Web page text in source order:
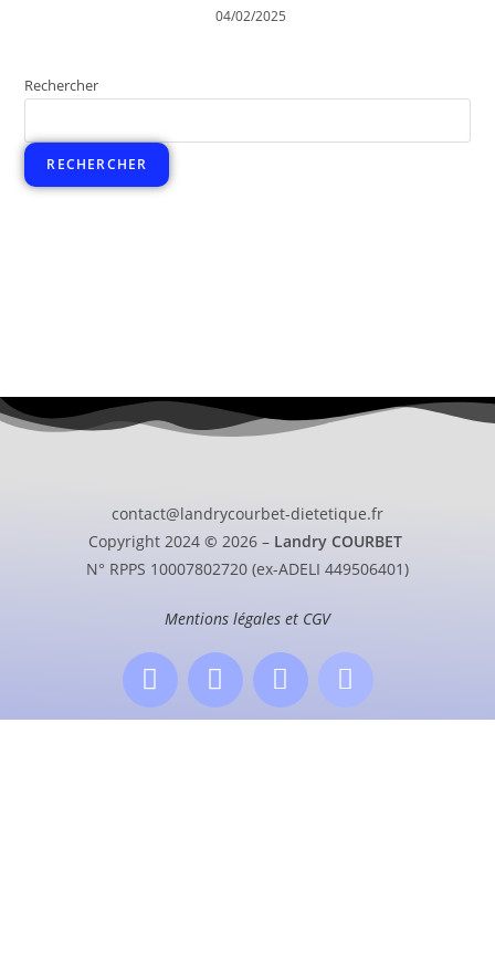
04/02/2025
Rechercher
RECHERCHER
contact@landrycourbet-dietetique.fr
Copyright 2024 © 2026 – Landry COURBET
N° RPPS 10007802720 (ex-ADELI 449506401)
Mentions légales et CGV